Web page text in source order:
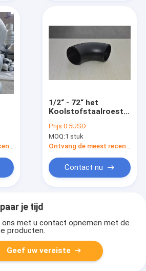
Ontvang de meest recente Prijs
1/2“ - 72“ het
Koolstofstaalroestvrij
PIJPmontage ASME
B16.9
Prijs:0.5USD
MOQ:1 stuk
Ontvang de meest recente Prijs
Contact nu
je tijd
ons met u contact opnemen met de
producten.
Geef uw vereiste